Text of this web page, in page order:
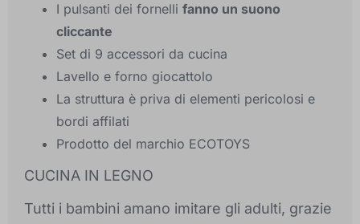
I pulsanti dei fornelli fanno un suono
cliccante
Set di 9 accessori da cucina
Lavello e forno giocattolo
La struttura è priva di elementi pericolosi e
bordi affilati
Prodotto del marchio ECOTOYS
CUCINA IN LEGNO
Tutti i bambini amano imitare gli adulti, grazie